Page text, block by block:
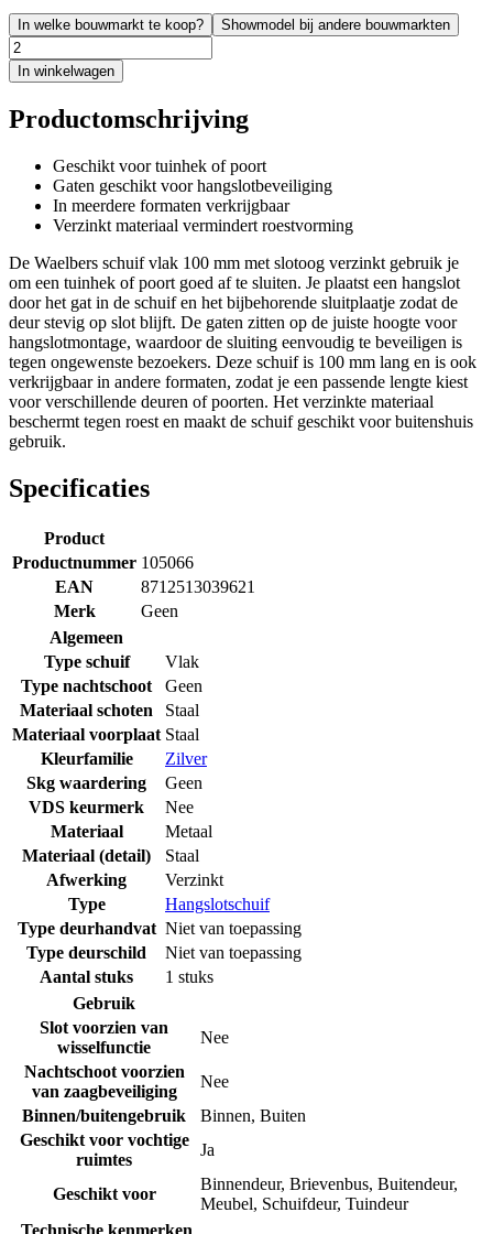
In welke bouwmarkt te koop? Showmodel bij andere bouwmarkten
In winkelwagen
Productomschrijving
Geschikt voor tuinhek of poort
Gaten geschikt voor hangslotbeveiliging
In meerdere formaten verkrijgbaar
Verzinkt materiaal vermindert roestvorming
De Waelbers schuif vlak 100 mm met slotoog verzinkt gebruik je
om een tuinhek of poort goed af te sluiten. Je plaatst een hangslot
door het gat in de schuif en het bijbehorende sluitplaatje zodat de
deur stevig op slot blijft. De gaten zitten op de juiste hoogte voor
hangslotmontage, waardoor de sluiting eenvoudig te beveiligen is
tegen ongewenste bezoekers. Deze schuif is 100 mm lang en is ook
verkrijgbaar in andere formaten, zodat je een passende lengte kiest
voor verschillende deuren of poorten. Het verzinkte materiaal
beschermt tegen roest en maakt de schuif geschikt voor buitenshuis
gebruik.
Specificaties
Product
Productnummer 105066
EAN
8712513039621
Merk
Geen
Algemeen
Type schuif
Vlak
Type nachtschoot
Geen
Materiaal schoten
Staal
Materiaal voorplaat Staal
Kleurfamilie
Zilver
Skg waardering
Geen
VDS keurmerk
Nee
Materiaal
Metaal
Materiaal (detail)
Staal
Afwerking
Verzinkt
Type
Hangslotschuif
Type deurhandvat Niet van toepassing
Type deurschild
Niet van toepassing
Aantal stuks
1 stuks
Gebruik
Slot voorzien van
wisselfunctie
Nee
Nachtschoot voorzien
van zaagbeveiliging
Nee
Binnen/buitengebruik
Binnen, Buiten
Geschikt voor vochtige
ruimtes
Ja
Geschikt voor
Binnendeur, Brievenbus, Buitendeur,
Meubel, Schuifdeur, Tuindeur
Technische kenmerken